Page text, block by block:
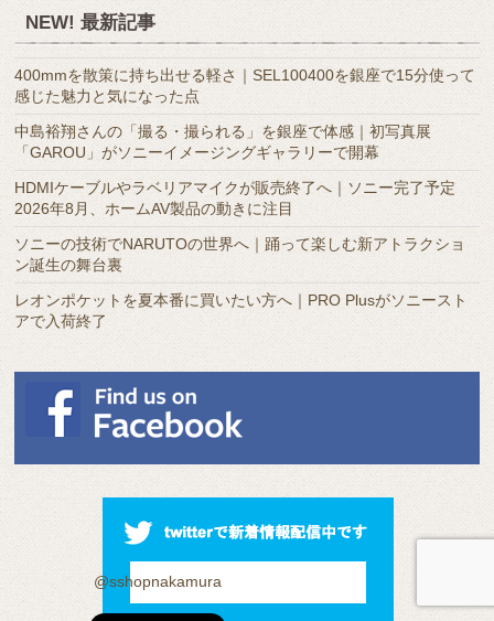
ア
ー
カ
イ
ブ
NEW! 最新記事
400mmを散策に持ち出せる軽さ｜SEL100400を銀座で15分使って
感じた魅力と気になった点
中島裕翔さんの「撮る・撮られる」を銀座で体感｜初写真展
「GAROU」がソニーイメージングギャラリーで開幕
HDMIケーブルやラベリアマイクが販売終了へ｜ソニー完了予定
2026年8月、ホームAV製品の動きに注目
ソニーの技術でNARUTOの世界へ｜踊って楽しむ新アトラクショ
ン誕生の舞台裏
レオンポケットを夏本番に買いたい方へ｜PRO Plusがソニースト
アで入荷終了
@sshopnakamura